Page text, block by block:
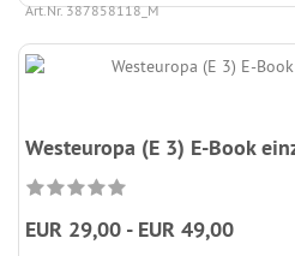
Art.Nr. 387858118_M
Westeuropa (E 3) E-Book
EUR 29,00 - EUR 49,00